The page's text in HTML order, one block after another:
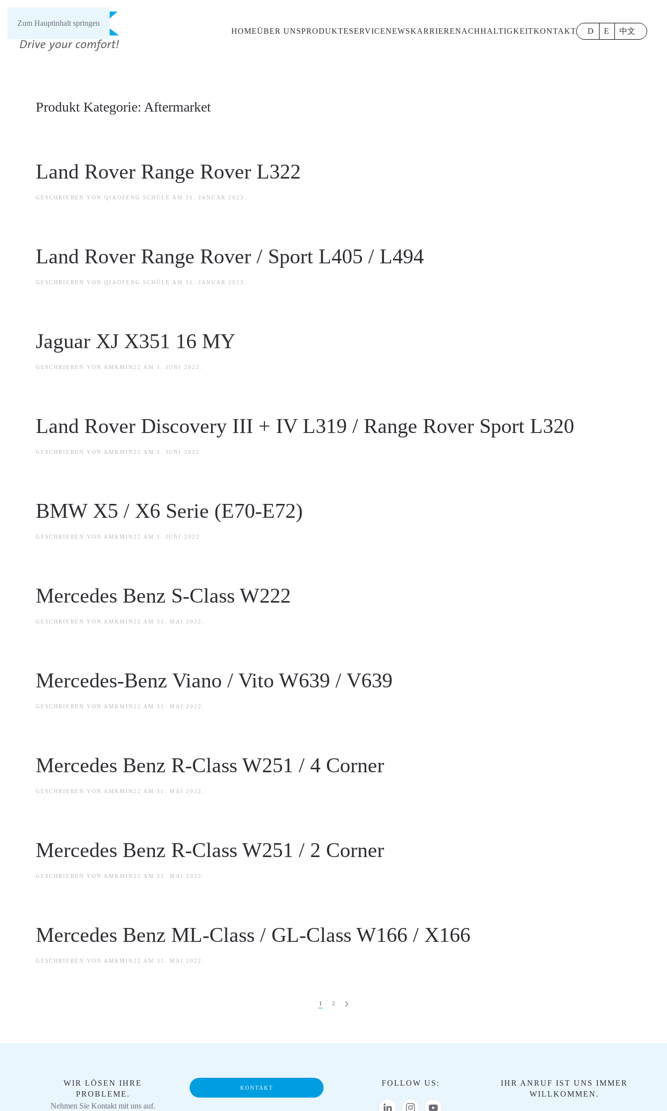
Zum Hauptinhalt springen
HOMEÜBER UNSPRODUKTESERVICENEWSKARRIERENACHHALTIGKEITKONTAKT DeutschEnglish中文
Produkt Kategorie: Aftermarket
Land Rover Range Rover L322
GESCHRIEBEN VON QIAOFENG SCHÜLE AM 31. JANUAR 2023
Land Rover Range Rover / Sport L405 / L494
GESCHRIEBEN VON QIAOFENG SCHÜLE AM 31. JANUAR 2023
Jaguar XJ X351 16 MY
GESCHRIEBEN VON AMKMIN22 AM 1. JUNI 2022
Land Rover Discovery III + IV L319 / Range Rover Sport L320
GESCHRIEBEN VON AMKMIN22 AM 1. JUNI 2022
BMW X5 / X6 Serie (E70-E72)
GESCHRIEBEN VON AMKMIN22 AM 1. JUNI 2022
Mercedes Benz S-Class W222
GESCHRIEBEN VON AMKMIN22 AM 31. MAI 2022
Mercedes-Benz Viano / Vito W639 / V639
GESCHRIEBEN VON AMKMIN22 AM 31. MAI 2022
Mercedes Benz R-Class W251 / 4 Corner
GESCHRIEBEN VON AMKMIN22 AM 31. MAI 2022
Mercedes Benz R-Class W251 / 2 Corner
GESCHRIEBEN VON AMKMIN22 AM 31. MAI 2022
Mercedes Benz ML-Class / GL-Class W166 / X166
GESCHRIEBEN VON AMKMIN22 AM 31. MAI 2022
1 2
WIR LÖSEN IHRE
PROBLEME.
Nehmen Sie Kontakt mit uns auf.
KONTAKT
FOLLOW US:
IHR ANRUF IST UNS IMMER
WILLKOMMEN.